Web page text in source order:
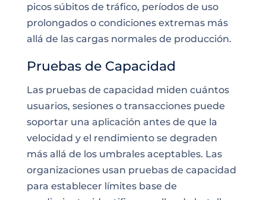
picos súbitos de tráfico, períodos de uso
prolongados o condiciones extremas más
allá de las cargas normales de producción.
Pruebas de Capacidad
Las pruebas de capacidad miden cuántos
usuarios, sesiones o transacciones puede
soportar una aplicación antes de que la
velocidad y el rendimiento se degraden
más allá de los umbrales aceptables. Las
organizaciones usan pruebas de capacidad
para establecer límites base de